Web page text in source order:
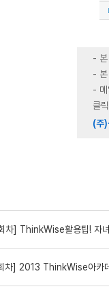
- 본
- 본
- 메
클
(주)
차] ThinkWise활용팁! 자녀
차] 2013 ThinkWise아카